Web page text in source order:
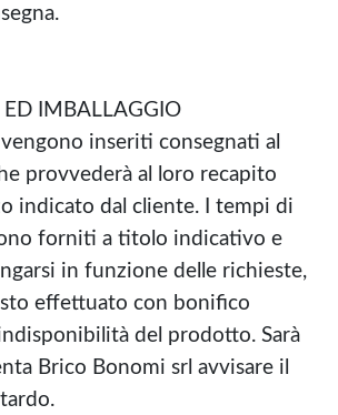
ED IMBALLAGGIO
inseriti consegnati al
provvederà al loro recapito
indicato dal cliente. I tempi di
forniti a titolo indicativo e
in funzione delle richieste,
effettuato con bonifico
del prodotto. Sarà
Brico Bonomi srl avvisare il